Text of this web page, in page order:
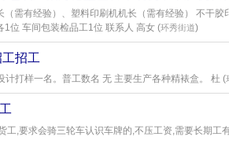
（需有经验）、塑料印刷机机长（需有经验） 不干
1位 车间包装检品工1位 联系人 高女 (环秀街道)
招工
计打样一名。普工数名 无 主要生产各种精裱盒。 杜 (
工,要求会骑三轮车认识车牌的,不压工资,需要长期